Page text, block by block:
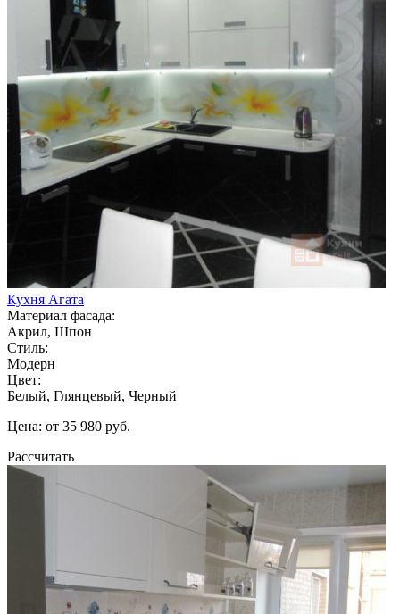
Кухня Агата
Материал фасада:
Акрил, Шпон
Стиль:
Модерн
Цвет:
Белый, Глянцевый, Черный
Цена: от 35 980 руб.
Рассчитать